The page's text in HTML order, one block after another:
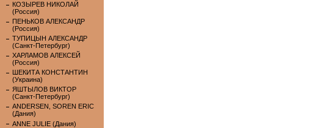
КОЗЫРЕВ НИКОЛАЙ
(Россия)
ПЕНЬКОВ АЛЕКСАНДР
(Россия)
ТУПИЦЫН АЛЕКСАНДР
(Санкт-Петербург)
ХАРЛАМОВ АЛЕКСЕЙ
(Россия)
ШЕКИТА КОНСТАНТИН
(Украина)
ЯШТЫЛОВ ВИКТОР
(Санкт-Петербург)
ANDERSEN, SOREN ERIC
(Дания)
ANNE JULIE (Дания)